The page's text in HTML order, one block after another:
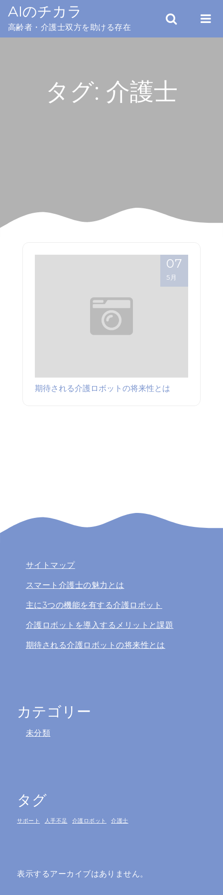
Skip
content
AIのチカラ
高齢者・介護士双方を助ける存在
タグ: 介護士
07
5月
期待される介護ロボットの将来性とは
サイトマップ
スマート介護士の魅力とは
主に3つの機能を有する介護ロボット
介護ロボットを導入するメリットと課題
期待される介護ロボットの将来性とは
カテゴリー
未分類
タグ
サポート 人手不足 介護ロボット 介護士
表示するアーカイブはありません。